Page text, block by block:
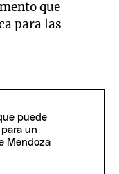
que
para las
puede
un
Mendoza